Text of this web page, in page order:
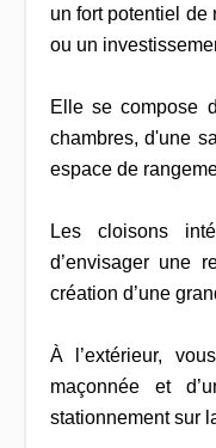
un fort potentiel de
ou un
Elle se compose
chambres, d'une
espace de
Les cloisons
d’envisager une
création d’une
À l’extérieur,
maçonnée et
stationnement sur